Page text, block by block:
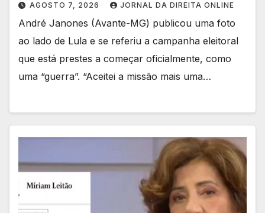
AGOSTO 7, 2026 JORNAL DA DIREITA ONLINE
André Janones (Avante-MG) publicou uma foto
ao lado de Lula e se referiu a campanha eleitoral
que está prestes a começar oficialmente, como
uma “guerra”. “Aceitei a missão mais uma…